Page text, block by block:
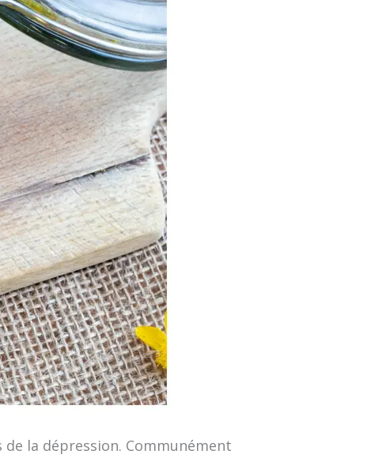
la dépression. Communément